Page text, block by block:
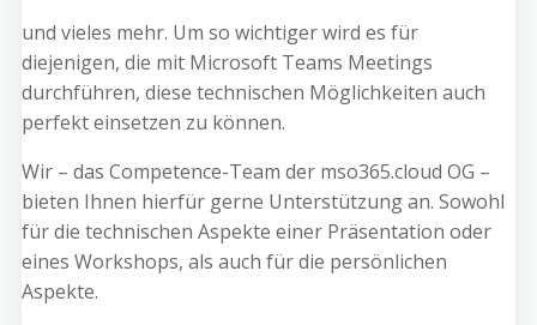
und vieles mehr. Um so wichtiger wird es für
diejenigen, die mit Microsoft Teams Meetings
durchführen, diese technischen Möglichkeiten auch
perfekt einsetzen zu können.
Wir – das Competence-Team der mso365.cloud OG –
bieten Ihnen hierfür gerne Unterstützung an. Sowohl
für die technischen Aspekte einer Präsentation oder
eines Workshops, als auch für die persönlichen
Aspekte.